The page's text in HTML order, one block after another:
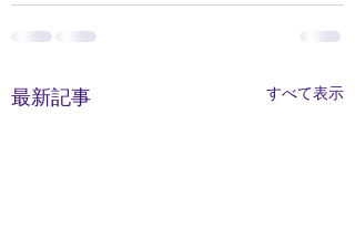
最新記事 すべて表示